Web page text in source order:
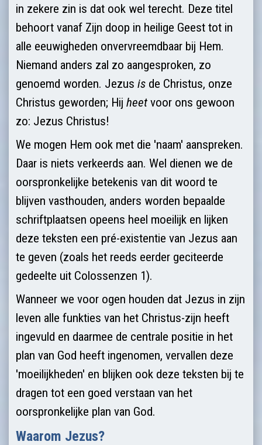
in zekere zin is dat ook wel terecht. Deze titel
behoort vanaf Zijn doop in heilige Geest tot in
alle eeuwigheden onvervreemdbaar bij Hem.
Niemand anders zal zo aangesproken, zo
genoemd worden. Jezus is de Christus, onze
Christus geworden; Hij heet voor ons gewoon
zo: Jezus Christus!
We mogen Hem ook met die 'naam' aanspreken.
Daar is niets verkeerds aan. Wel dienen we de
oorspronkelijke betekenis van dit woord te
blijven vasthouden, anders worden bepaalde
schriftplaatsen opeens heel moeilijk en lijken
deze teksten een pré-existentie van Jezus aan
te geven (zoals het reeds eerder geciteerde
gedeelte uit Colossenzen 1).
Wanneer we voor ogen houden dat Jezus in zijn
leven alle funkties van het Christus-zijn heeft
ingevuld en daarmee de centrale positie in het
plan van God heeft ingenomen, vervallen deze
'moeilijkheden' en blijken ook deze teksten bij te
dragen tot een goed verstaan van het
oorspronkelijke plan van God.
Waarom Jezus?